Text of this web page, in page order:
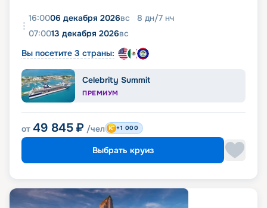
16:0006 декабря 2026вс 8 дн/7 нч
07:0013 декабря 2026вс
Вы посетите 3 страны:
Celebrity Summit
ПРЕМИУМ
от 49 845 ₽ /чел +1 000
Выбрать круиз